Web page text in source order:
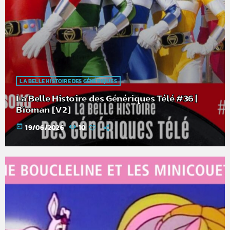
LA BELLE HISTOIRE DES GÉNÉRIQUES
La Belle Histoire des Génériques Télé #36 |
Bioman [V2]
today 19/06/2026 10